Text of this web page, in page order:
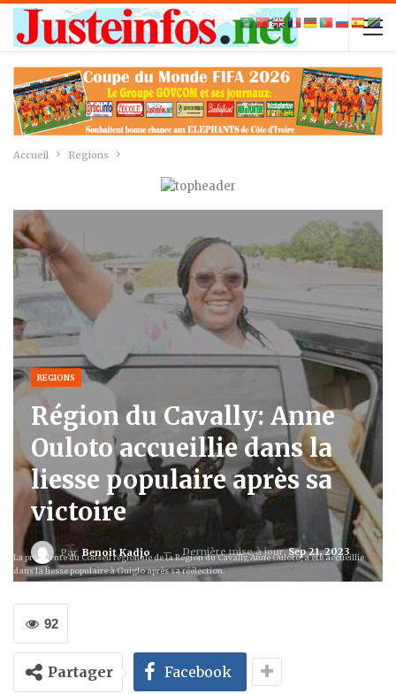
Accueil Regions
REGIONS
Région du Cavally: Anne
Ouloto accueillie dans la
liesse populaire après sa
victoire
Par Benoit Kadjo Dernière mise à jourSep 21, 2023
La présidente du Conseil régionale de la Région du Cavally, Anne Ouloto, a été accueillie
dans la liesse populaire à Guiglo après sa réélection.
92
Partager Facebook